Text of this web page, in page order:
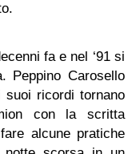
fa e nel ‘91 si
Peppino Carosello
ricordi tornano
con la scritta
alcune pratiche